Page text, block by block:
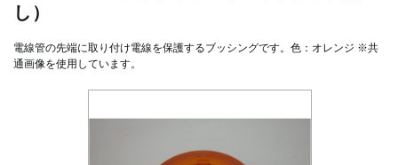
し）
電線管の先端に取り付け電線を保護するブッシングです。色：オレンジ ※共
通画像を使用しています。